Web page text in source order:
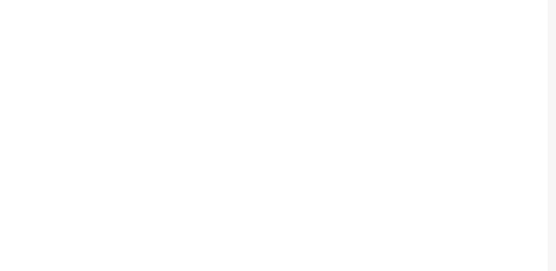
約加上2~7個工作天內
運費皆由本站負責，
未拆封狀態(請保持商